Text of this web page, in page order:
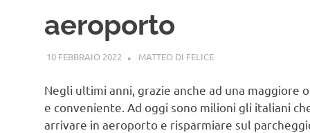
aeroporto
10 FEBBRAIO 2022 MATTEO DI FELICEGUIDE
Negli ultimi anni, grazie anche ad una
e conveniente. Ad oggi sono milioni gli italiani
arrivare in aeroporto e risparmiare sul